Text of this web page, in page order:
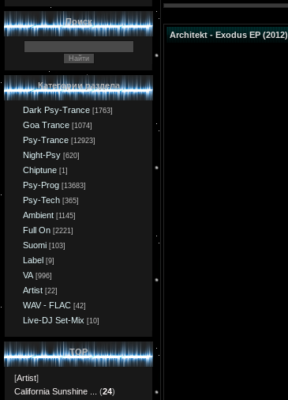
Поиск
Категории раздела
Dark Psy-Trance [1763]
Goa Trance [1074]
Psy-Trance [12923]
Night-Psy [620]
Chiptune [1]
Psy-Prog [13683]
Psy-Tech [365]
Ambient [1145]
Full On [2221]
Suomi [103]
Label [9]
VA [996]
Artist [22]
WAV - FLAC [42]
Live-DJ Set-Mix [10]
TOP
[Artist]
California Sunshine ...
(24)
Architekt - Exodus EP (2012)